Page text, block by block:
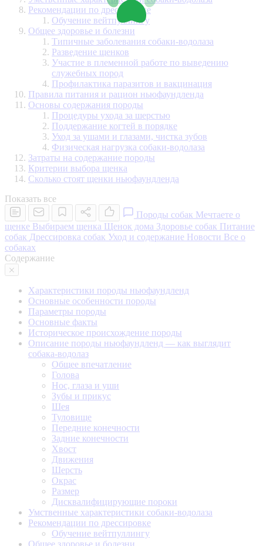
Рекомендации по дрессировке
Обучение вейтпуллингу
Общее здоровье и болезни
Типичные заболевания собаки-водолаза
Разведение щенков
Участие в племенной работе по выведению
служебных пород
Профилактика паразитов и вакцинация
Правила питания и рацион ньюфаундленда
Основы содержания породы
Процедуры ухода за шерстью
Поддержание когтей в порядке
Уход за ушами и глазами, чистка зубов
Физическая нагрузка собаки-водолаза
Затраты на содержание породы
Критерии выбора щенка
Сколько стоят щенки ньюфаундленда
Показать все
Породы собак Мечтаете о
щенке Выбираем щенка Щенок дома Здоровье собак Питание
собак Дрессировка собак Уход и содержание Новости Все о
собаках
Содержание
Характеристики породы ньюфаундленд
Основные особенности породы
Параметры породы
Основные факты
Историческое происхождение породы
Описание породы ньюфаундленд — как выглядит
собака-водолаз
Общее впечатление
Голова
Нос, глаза и уши
Зубы и прикус
Шея
Туловище
Передние конечности
Задние конечности
Хвост
Движения
Шерсть
Окрас
Размер
Дисквалифицирующие пороки
Умственные характеристики собаки-водолаза
Рекомендации по дрессировке
Обучение вейтпуллингу
Общее здоровье и болезни